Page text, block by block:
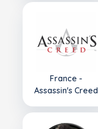
France -
Assassin's Creed